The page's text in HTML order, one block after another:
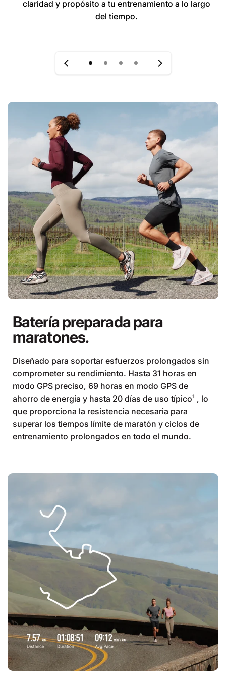
claridad y propósito a tu entrenamiento a lo largo
del tiempo.
Batería preparada para
maratones.
Diseñado para soportar esfuerzos prolongados sin
comprometer su rendimiento. Hasta 31 horas en
modo GPS preciso, 69 horas en modo GPS de
ahorro de energía y hasta 20 días de uso típico¹ , lo
que proporciona la resistencia necesaria para
superar los tiempos límite de maratón y ciclos de
entrenamiento prolongados en todo el mundo.